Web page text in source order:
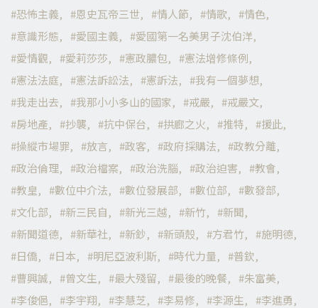
恐怖主義
恩史瓦帝三世 情人節 情歌
情色
意識形態
愛國主義
愛國第一名美男子沈伯洋
愛情觀
愛莉莎莎 憲政膿包
憲法增修條例
憲法法庭
憲法訴訟法 憲訴法
我有一個夢想
我走出去
我那小小多山的國家 戒嚴
戒嚴文
房地產
抄襲 抗中保台 拱廊之火 推特
援此
操縱市場罪
放言 政客 政府採購法
政教分離
政治倫理
政治檔案 政治洗腦 政治迫害
教會
教皇
數位中介法 數位發展部 數位部
數發部
文化部
新三民自 新光三越 新竹
新聞
新聞道德
新華社 新鈔 新頭殼 方君竹
施明德
日僑
日本 明尼亞波利斯 時代力量
普欽
曹興誠
曾文生 最大殘留 最後的晚餐
朱富美
李俊俋
李宇翔 李慧芝 李易修 李源生
李進勇